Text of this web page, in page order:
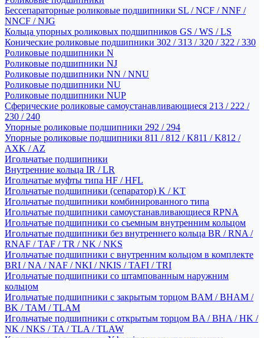
Бессепараторные роликовые подшипники SL / NCF / NNF /
NNCF / NJG
Кольца упорных роликовых подшипников GS / WS / LS
Конические роликовые подшипники 302 / 313 / 320 / 322 / 330
Роликовые подшипники N
Роликовые подшипники NJ
Роликовые подшипники NN / NNU
Роликовые подшипники NU
Роликовые подшипники NUP
Сферические роликовые самоустанавливающиеся 213 / 222 /
230 / 240
Упорные роликовые подшипники 292 / 294
Упорные роликовые подшипники 811 / 812 / K811 / K812 /
AXK / AZ
Игольчатые подшипники
Внутренние кольца IR / LR
Игольчатые муфты типа HF / HFL
Игольчатые подшипники (сепаратор) K / KT
Игольчатые подшипники комбинированного типа
Игольчатые подшипники самоустанавливающиеся RPNA
Игольчатые подшипники со съемным внутренним кольцом
Игольчатые подшипники без внутреннего кольца BR / RNA /
RNAF / TAF / TR / NK / NKS
Игольчатые подшипники с внутренним кольцом в комплекте
BRI / NA / NAF / NKI / NKIS / TAFI / TRI
Игольчатые подшипники со штампованным наружним
кольцом
Игольчатые подшипники с закрытым торцом BAM / BHAM /
BK / TAM / TLAM
Игольчатые подшипники с открытым торцом BA / BHA / HK /
NK / NKS / TA / TLA / TLAW